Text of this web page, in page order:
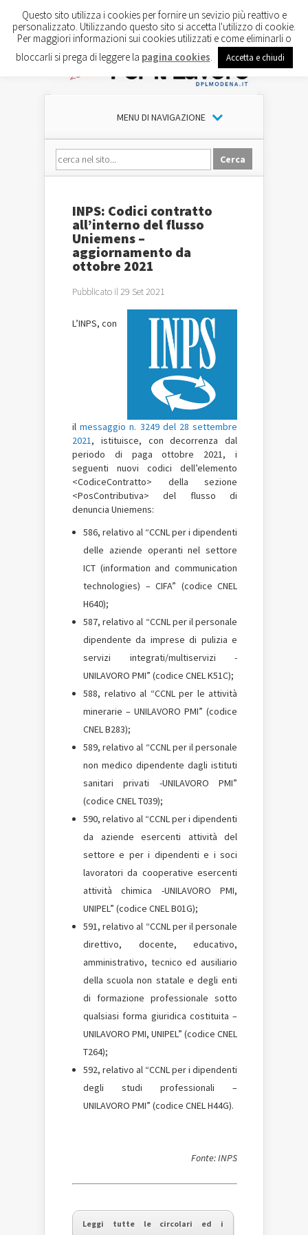
MENU DI NAVIGAZIONE
INPS: Codici contratto
all’interno del flusso
Uniemens –
aggiornamento da
ottobre 2021
Pubblicato il 29 Set 2021
L’INPS, con
ilmessaggio n. 3249 del 28 settembre
2021, istituisce, con decorrenza dal
periodo di paga ottobre 2021, i
seguenti nuovi codici dell’elemento
<CodiceContratto> della sezione
<PosContributiva> del flusso di
denuncia Uniemens:
586, relativo al “CCNL per i dipendenti
delle aziende operanti nel settore
ICT (information and communication
technologies) – CIFA” (codice CNEL
H640);
587, relativo al “CCNL per il personale
dipendente da imprese di pulizia e
servizi integrati/multiservizi -
UNILAVORO PMI” (codice CNEL K51C);
588, relativo al “CCNL per le attività
minerarie – UNILAVORO PMI” (codice
CNEL B283);
589, relativo al “CCNL per il personale
non medico dipendente dagli istituti
sanitari privati -UNILAVORO PMI”
(codice CNEL T039);
590, relativo al “CCNL per i dipendenti
da aziende esercenti attività del
settore e per i dipendenti e i soci
lavoratori da cooperative esercenti
attività chimica -UNILAVORO PMI,
UNIPEL” (codice CNEL B01G);
591, relativo al “CCNL per il personale
direttivo, docente, educativo,
amministrativo, tecnico ed ausiliario
della scuola non statale e degli enti
di formazione professionale sotto
qualsiasi forma giuridica costituita –
UNILAVORO PMI, UNIPEL” (codice CNEL
T264);
592, relativo al “CCNL per i dipendenti
degli studi professionali –
UNILAVORO PMI” (codice CNEL H44G).
Fonte: INPS
Leggi tutte le circolari ed i
Questo sito utilizza i cookies per fornire un sevizio più reattivo e
personalizzato. Utilizzando questo sito si accetta l'utilizzo di cookie.
Per maggiori informazioni sui cookies utilizzati e come eliminarli o
bloccarli si prega di leggere la pagina cookies Accetta e chiudi